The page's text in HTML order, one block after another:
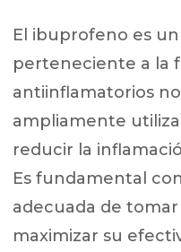
El ibuprofeno es
perteneciente a la
antiinflamatorios
ampliamente
reducir la
Es fundamental
adecuada de
maximizar su